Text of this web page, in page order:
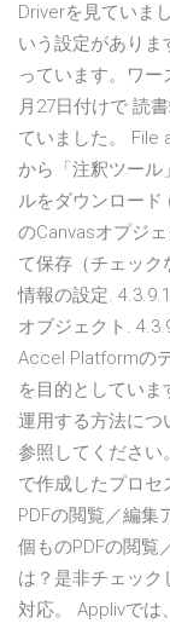
Driverを見ていま
いう設定があり
っています。ワ
月27日付けで 読
ていました。 File
から「注釈ツール
ルをダウンロード
のCanvasオプジ
て保存（チェック
情報の設定.
オブジェクト.
Accel Platformの
を目的としてい
運用する方法につ
参照してください
で作成したプロセ
PDFの閲覧／編集
個ものPDFの閲覧
は？是非チェック
対応。 Applivでは